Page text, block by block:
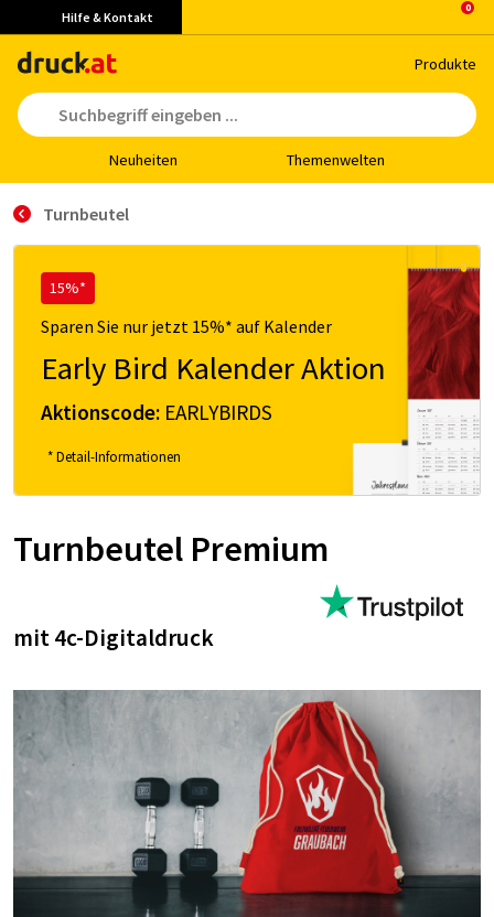
Hilfe & Kontakt
Pro­duk­te
Neu­hei­ten The­men­wel­ten
Turnbeutel
15%*
Sparen Sie nur jetzt 15%* auf Kalender
Early Bird Kalender Aktion
Aktionscode: EARLYBIRDS
* Detail-Informationen
Turnbeutel Premium
mit 4c-Digitaldruck